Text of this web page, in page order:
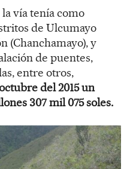
vía tenía como
de Ulcumayo
(Chanchamayo), y
de puentes,
entre otros,
del 2015 un
307 mil 075 soles.